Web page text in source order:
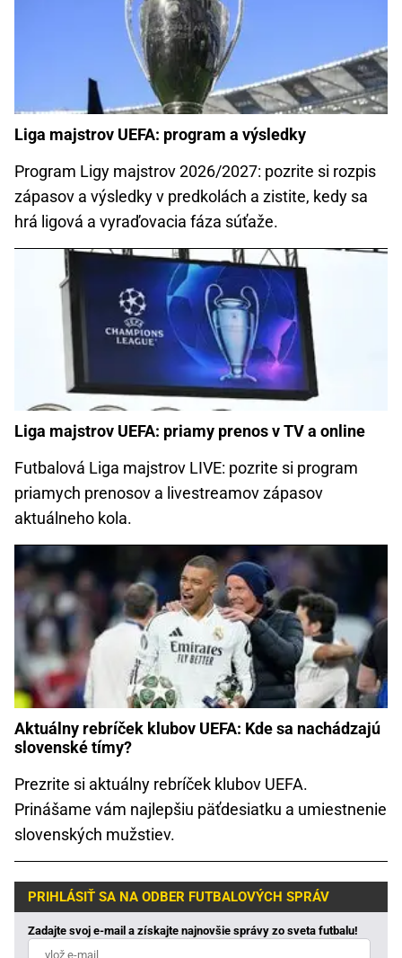
Liga majstrov UEFA: program a výsledky
Program Ligy majstrov 2026/2027: pozrite si rozpis
zápasov a výsledky v predkolách a zistite, kedy sa
hrá ligová a vyraďovacia fáza súťaže.
Liga majstrov UEFA: priamy prenos v TV a online
Futbalová Liga majstrov LIVE: pozrite si program
priamych prenosov a livestreamov zápasov
aktuálneho kola.
Aktuálny rebríček klubov UEFA: Kde sa nachádzajú
slovenské tímy?
Prezrite si aktuálny rebríček klubov UEFA.
Prinášame vám najlepšiu päťdesiatku a umiestnenie
slovenských mužstiev.
PRIHLÁSIŤ SA NA ODBER FUTBALOVÝCH SPRÁV
Zadajte svoj e-mail a získajte najnovšie správy zo sveta futbalu!